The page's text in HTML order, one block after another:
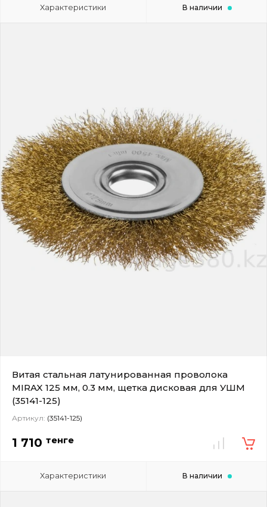
Характеристики В наличии
Витая стальная латунированная проволока
MIRAX 125 мм, 0.3 мм, щетка дисковая для УШМ
(35141-125)
Артикул: (35141-125)
1 710 тенге
Характеристики В наличии